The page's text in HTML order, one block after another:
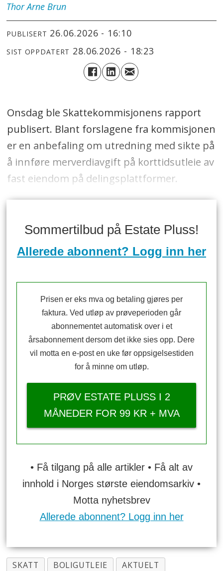
Thor Arne Brun
PUBLISERT 26.06.2026 - 16:10
SIST OPPDATERT 28.06.2026 - 18:23
Onsdag ble Skattekommisjonens rapport
publisert. Blant forslagene fra kommisjonen
er en anbefaling om utredning med sikte på
å innføre merverdiavgift på korttidsutleie av
fast eiendom på delingsplattformer.
Sommertilbud på Estate Pluss!
Allerede abonnent? Logg inn her
Prisen er eks mva og betaling gjøres per
faktura. Ved utløp av prøveperioden går
abonnementet automatisk over i et
årsabonnement dersom det ikke sies opp. Dere
vil motta en e-post en uke før oppsigelsestiden
for å minne om utløp.
PRØV ESTATE PLUSS I 2
MÅNEDER FOR 99 KR + MVA
• Få tilgang på alle artikler • Få alt av
innhold i Norges største eiendomsarkiv •
Motta nyhetsbrev
Allerede abonnent? Logg inn her
SKATT BOLIGUTLEIE
AKTUELT